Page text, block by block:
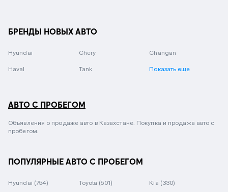
БРЕНДЫ НОВЫХ АВТО
Hyundai Chery Changan
Haval Tank Показать еще
АВТО С ПРОБЕГОМ
Объявления о продаже авто в Казахстане. Покупка и продажа авто с
пробегом.
ПОПУЛЯРНЫЕ АВТО С ПРОБЕГОМ
Hyundai (754) Toyota (501) Kia (330)